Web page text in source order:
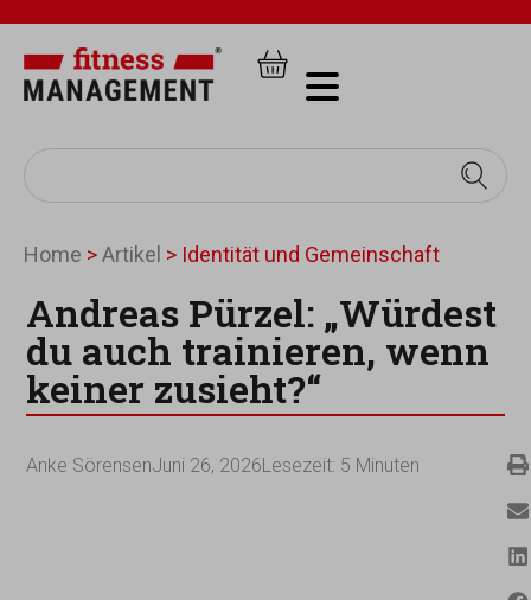
Home >Artikel > Identität und Gemeinschaft
Andreas Pürzel: „Würdest
du auch trainieren, wenn
keiner zusieht?“
Anke SörensenJuni 26, 2026Lesezeit: 5 Minuten